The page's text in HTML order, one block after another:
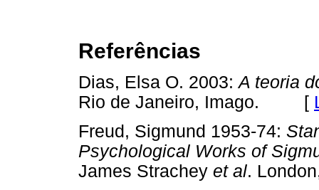
Referências
Dias, Elsa O. 2003:A teoria
Rio de Janeiro, Imago. [
Freud, Sigmund 1953-74:
Psychological Works of
James Strachey et al.